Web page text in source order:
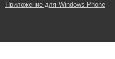
Приложение для Windows Phone